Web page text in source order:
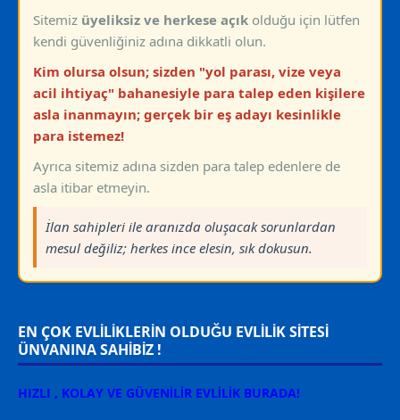
Sitemiz üyeliksiz ve herkese açık olduğu için lütfen
kendi güvenliğiniz adına dikkatli olun.
Kim olursa olsun; sizden "yol parası, vize veya
acil ihtiyaç" bahanesiyle para talep eden kişilere
asla inanmayın; gerçek bir eş adayı kesinlikle
para istemez!
Ayrıca sitemiz adına sizden para talep edenlere de
asla itibar etmeyin.
İlan sahipleri ile aranızda oluşacak sorunlardan
mesul değiliz; herkes ince elesin, sık dokusun.
EN ÇOK EVLİLİKLERİN OLDUĞU EVLİLİK SİTESİ
ÜNVANINA SAHİBİZ !
HIZLI , KOLAY VE GÜVENİLİR EVLİLİK BURADA!